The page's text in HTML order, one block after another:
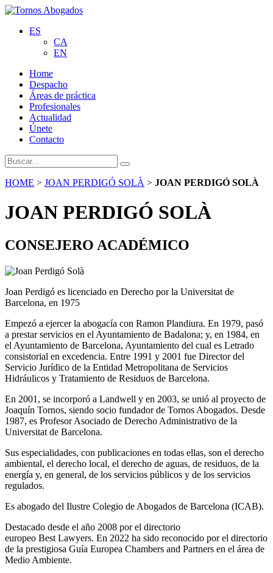
ES
CA
EN
Home
Despacho
Áreas de práctica
Profesionales
Actualidad
Únete
Contacto
HOME > JOAN PERDIGÓ SOLÀ > JOAN PERDIGÓ SOLÀ
JOAN PERDIGÓ SOLÀ
CONSEJERO ACADÉMICO
Joan Perdigó es licenciado en Derecho por la Universitat de
Barcelona, en 1975
Empezó a ejercer la abogacía con Ramon Plandiura. En 1979, pasó
a prestar servicios en el Ayuntamiento de Badalona; y, en 1984, en
el Ayuntamiento de Barcelona, Ayuntamiento del cual es Letrado
consistorial en excedencia. Entre 1991 y 2001 fue Director del
Servicio Jurídico de la Entidad Metropolitana de Servicios
Hidráulicos y Tratamiento de Residuos de Barcelona.
En 2001, se incorporó a Landwell y en 2003, se unió al proyecto de
Joaquín Tornos, siendo socio fundador de Tornos Abogados. Desde
1987, es Profesor Asociado de Derecho Administrativo de la
Universitat de Barcelona.
Sus especialidades, con publicaciones en todas ellas, son el derecho
ambiental, el derecho local, el derecho de aguas, de residuos, de la
energía y, en general, de los servicios públicos y de los servicios
regulados.
Es abogado del Ilustre Colegio de Abogados de Barcelona (ICAB).
Destacado desde el año 2008 por el directorio
europeo Best Lawyers. En 2022 ha sido reconocido por el directorio
de la prestigiosa Guía Europea Chambers and Partners en el área de
Medio Ambiente.